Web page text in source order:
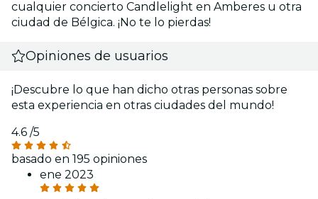
cualquier concierto Candlelight en Amberes u otra
ciudad de Bélgica. ¡No te lo pierdas!
Opiniones de usuarios
¡Descubre lo que han dicho otras personas sobre
esta experiencia en otras ciudades del mundo!
4.6 /5
basado en 195 opiniones
ene 2023